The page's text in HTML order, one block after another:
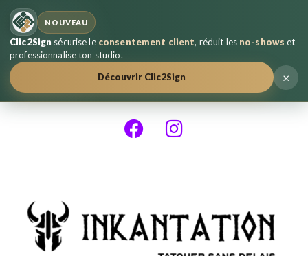
NOUVEAU
Clic2Sign sécurise le consentement client, réduit les no-shows et
professionnalise ton studio.
Découvrir Clic2Sign
×